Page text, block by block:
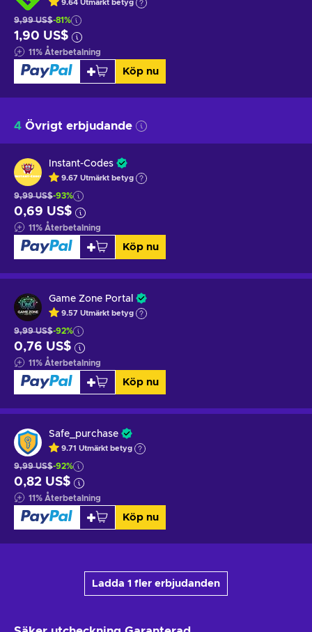
9.64 Utmärkt betyg
9,99 US$-81%
1,90 US$
11% Återbetalning
Köp nu
4 Övrigt erbjudande
Instant-Codes
9.67 Utmärkt betyg
9,99 US$-93%
0,69 US$
11% Återbetalning
Köp nu
Game Zone Portal
9.57 Utmärkt betyg
9,99 US$-92%
0,76 US$
11% Återbetalning
Köp nu
Safe_purchase
9.71 Utmärkt betyg
9,99 US$-92%
0,82 US$
11% Återbetalning
Köp nu
Ladda 1 fler erbjudanden